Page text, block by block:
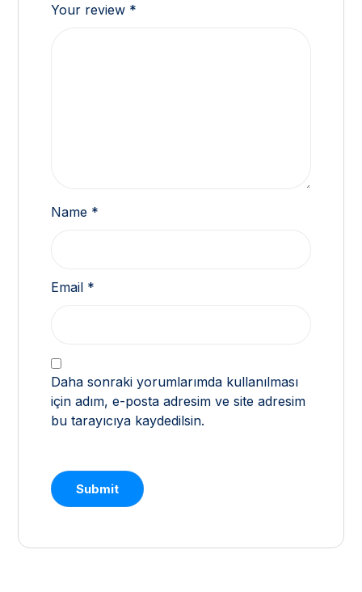
Your review *
Name *
Email *
Daha sonraki yorumlarımda kullanılması
için adım, e-posta adresim ve site adresim
bu tarayıcıya kaydedilsin.
Submit